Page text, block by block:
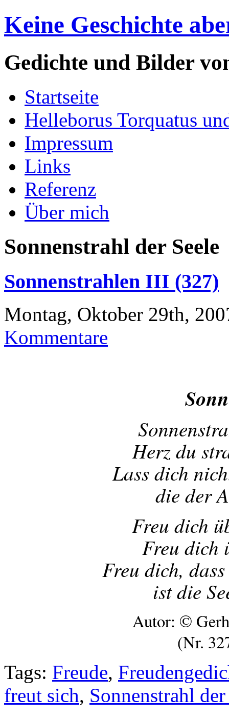
Keine Geschichte
Gedichte und Bilder
Startseite
Helleborus Torquatus
Impressum
Links
Referenz
Über mich
Sonnenstrahl der Seele
Sonnenstrahlen III (327)
Montag, Oktober 29th,
Kommentare
Herz du
Lass dich
die der
Freu dich
Freu dich
Freu dich,
ist die
Autor: ©
(Nr.
Tags: Freude,
freut sich, Sonnenstrahl der